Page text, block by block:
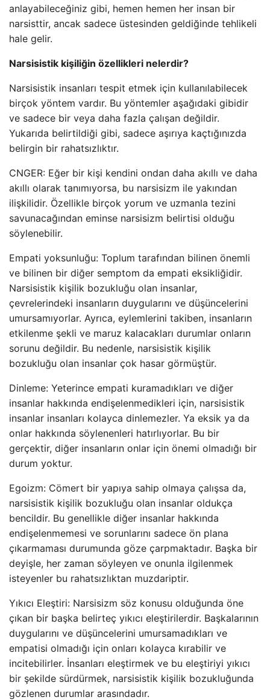
anlayabileceğiniz gibi, hemen hemen her insan bir
narsisttir, ancak sadece üstesinden geldiğinde tehlikeli
hale gelir.
Narsisistik kişiliğin özellikleri nelerdir?
Narsisistik insanları tespit etmek için kullanılabilecek
birçok yöntem vardır. Bu yöntemler aşağıdaki gibidir
ve sadece bir veya daha fazla çalışan değildir.
Yukarıda belirtildiği gibi, sadece aşırıya kaçtığınızda
belirgin bir rahatsızlıktır.
CNGER: Eğer bir kişi kendini ondan daha akıllı ve daha
akıllı olarak tanımıyorsa, bu narsisizm ile yakından
ilişkilidir. Özellikle birçok yorum ve uzmanla tezini
savunacağından eminse narsisizm belirtisi olduğu
söylenebilir.
Empati yoksunluğu: Toplum tarafından bilinen önemli
ve bilinen bir diğer semptom da empati eksikliğidir.
Narsisistik kişilik bozukluğu olan insanlar,
çevrelerindeki insanların duygularını ve düşüncelerini
umursamıyorlar. Ayrıca, eylemlerini takiben, insanların
etkilenme şekli ve maruz kalacakları durumlar onların
sorunu değildir. Bu nedenle, narsisistik kişilik
bozukluğu olan insanlar çok hasar görmüştür.
Dinleme: Yeterince empati kuramadıkları ve diğer
insanlar hakkında endişelenmedikleri için, narsisistik
insanlar insanları kolayca dinlemezler. Ya eksik ya da
onlar hakkında söylenenleri hatırlıyorlar. Bu bir
gerçektir, diğer insanların onlar için önemi olmadığı bir
durum yoktur.
Egoizm: Cömert bir yapıya sahip olmaya çalışsa da,
narsisistik kişilik bozukluğu olan insanlar oldukça
bencildir. Bu genellikle diğer insanlar hakkında
endişelenmemesi ve sorunlarını sadece ön plana
çıkarmaması durumunda göze çarpmaktadır. Başka bir
deyişle, her zaman söyleyen ve onunla ilgilenmek
isteyenler bu rahatsızlıktan muzdariptir.
Yıkıcı Eleştiri: Narsisizm söz konusu olduğunda öne
çıkan bir başka belirteç yıkıcı eleştirilerdir. Başkalarının
duygularını ve düşüncelerini umursamadıkları ve
empatisi olmadığı için onları kolayca kırabilir ve
incitebilirler. İnsanları eleştirmek ve bu eleştiriyi yıkıcı
bir şekilde sürdürmek, narsisistik kişilik bozukluğunda
gözlenen durumlar arasındadır.